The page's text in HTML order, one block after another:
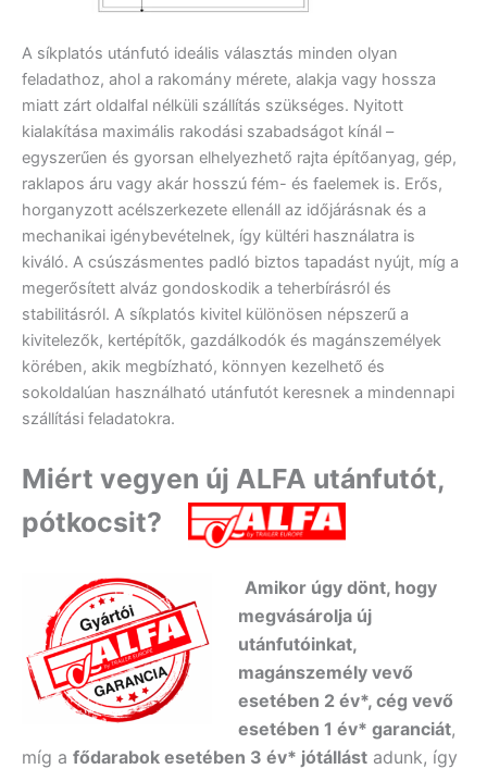
A síkplatós utánfutó ideális választás minden olyan
feladathoz, ahol a rakomány mérete, alakja vagy hossza
miatt zárt oldalfal nélküli szállítás szükséges. Nyitott
kialakítása maximális rakodási szabadságot kínál –
egyszerűen és gyorsan elhelyezhető rajta építőanyag, gép,
raklapos áru vagy akár hosszú fém- és faelemek is. Erős,
horganyzott acélszerkezete ellenáll az időjárásnak és a
mechanikai igénybevételnek, így kültéri használatra is
kiváló. A csúszásmentes padló biztos tapadást nyújt, míg a
megerősített alváz gondoskodik a teherbírásról és
stabilitásról. A síkplatós kivitel különösen népszerű a
kivitelezők, kertépítők, gazdálkodók és magánszemélyek
körében, akik megbízható, könnyen kezelhető és
sokoldalúan használható utánfutót keresnek a mindennapi
szállítási feladatokra.
Miért vegyen új ALFA utánfutót,
pótkocsit?
Amikor úgy dönt, hogy
megvásárolja új
utánfutóinkat,
magánszemély vevő
esetében 2 év*, cég vevő
esetében 1 év* garanciát,
míg a fődarabok esetében 3 év* jótállást adunk, így